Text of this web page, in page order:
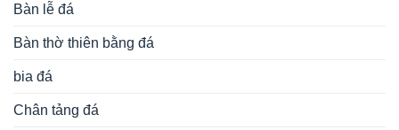
Bàn lễ đá
Bàn thờ thiên bằng đá
bia đá
Chân tảng đá